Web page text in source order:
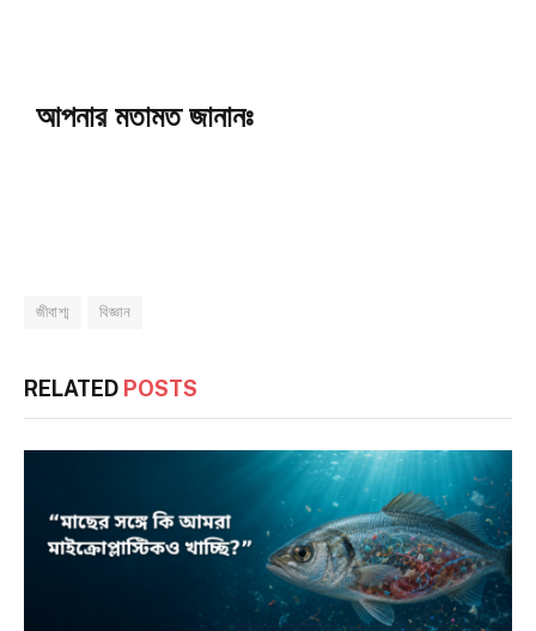
আপনার মতামত জানানঃ
জীবাশ্ম বিজ্ঞান
RELATED POSTS